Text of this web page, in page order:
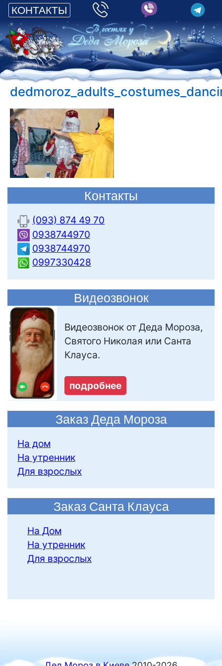
КОНТАКТЫ
Контакты
(093) 874 49 70
0938744970
0938744970
0997330428
Видеозвонок
Видеозвонок от Деда Мороза,
Святого Николая или Санта
Клауса.
подробнее
Заказ Деда Мороза
На дом
На утренник
Для взрослых
Заказ Санта Клауса
На Дом
На утренник
Для взрослых